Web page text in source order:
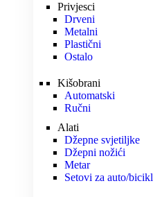
Privjesci
Drveni
Metalni
Plastični
Ostalo
Kišobrani
Automatski
Ručni
Alati
Džepne svjetiljke
Džepni nožići
Metar
Setovi za auto/bicikl